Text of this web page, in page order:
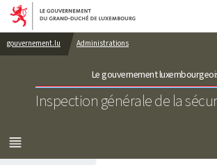
Aller au menu principal
Aller au contenu
gouvernement.lu Administrations
Le gouvernement
Inspection générale de la
MENU
PRINCIPAL